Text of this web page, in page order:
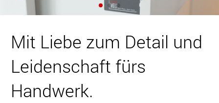
Mit Liebe zum Detail und
Leidenschaft fürs
Handwerk.